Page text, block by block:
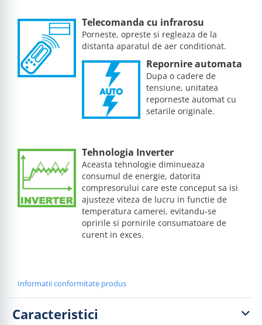
Telecomanda cu infrarosu
Porneste, opreste si regleaza de la
distanta aparatul de aer conditionat.
Repornire automata
Dupa o cadere de
tensiune, unitatea
reporneste automat cu
setarile originale.
Tehnologia Inverter
Aceasta tehnologie diminueaza
consumul de energie, datorita
compresorului care este conceput sa isi
ajusteze viteza de lucru in functie de
temperatura camerei, evitandu-se
opririle si pornirile consumatoare de
curent in exces.
Informatii conformitate produs
Caracteristici